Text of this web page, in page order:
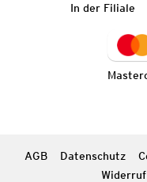
In der Filiale
AGB Datenschutz
Widerruf